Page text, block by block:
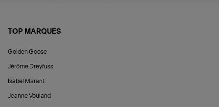
TOP MARQUES
Golden Goose
Jérôme Dreyfuss
Isabel Marant
Jeanne Vouland